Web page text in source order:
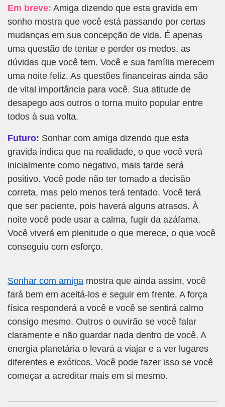
Em breve: Amiga dizendo que esta gravida em
sonho mostra que você está passando por certas
mudanças em sua concepção de vida. É apenas
uma questão de tentar e perder os medos, as
dúvidas que você tem. Você e sua família merecem
uma noite feliz. As questões financeiras ainda são
de vital importância para você. Sua atitude de
desapego aos outros o torna muito popular entre
todos à sua volta.
Futuro: Sonhar com amiga dizendo que esta
gravida indica que na realidade, o que você verá
inicialmente como negativo, mais tarde será
positivo. Você pode não ter tomado a decisão
correta, mas pelo menos terá tentado. Você terá
que ser paciente, pois haverá alguns atrasos. À
noite você pode usar a calma, fugir da azáfama.
Você viverá em plenitude o que merece, o que você
conseguiu com esforço.
Sonhar com amiga mostra que ainda assim, você
fará bem em aceitá-los e seguir em frente. A força
física responderá a você e você se sentirá calmo
consigo mesmo. Outros o ouvirão se você falar
claramente e não guardar nada dentro de você. A
energia planetária o levará a viajar e a ver lugares
diferentes e exóticos. Você pode fazer isso se você
começar a acreditar mais em si mesmo.